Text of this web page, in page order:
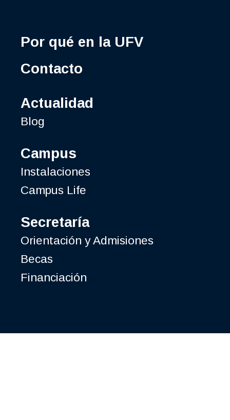
Por qué en la UFV
Contacto
Actualidad
Blog
Campus
Instalaciones
Campus Life
Secretaría
Orientación y Admisiones
Becas
Financiación